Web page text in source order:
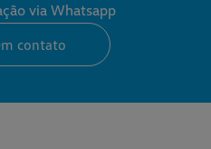
via Whatsapp
contato